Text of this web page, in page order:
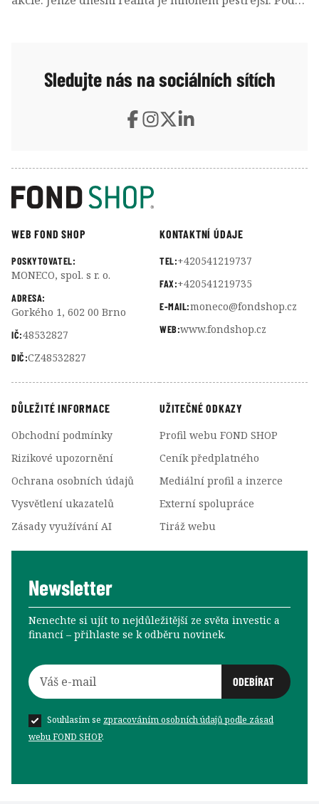
Sledujte nás na sociálních sítích
WEB FOND SHOP
POSKYTOVATEL:
MONECO, spol. s r. o.
ADRESA:
Gorkého 1, 602 00 Brno
IČ:48532827
DIČ:CZ48532827
KONTAKTNÍ ÚDAJE
TEL:+420541219737
FAX:+420541219735
E-MAIL:moneco@fondshop.cz
WEB:www.fondshop.cz
DŮLEŽITÉ INFORMACE
Obchodní podmínky
Rizikové upozornění
Ochrana osobních údajů
Vysvětlení ukazatelů
Zásady využívání AI
UŽITEČNÉ ODKAZY
Profil webu FOND SHOP
Ceník předplatného
Mediální profil a inzerce
Externí spolupráce
Tiráž webu
Newsletter
Nenechte si ujít to nejdůležitější ze světa investic a
financí –⁠⁠⁠⁠⁠⁠ přihlaste se k odběru novinek.
Souhlasím se zpracováním osobních údajů podle zásad
webu FOND SHOP.